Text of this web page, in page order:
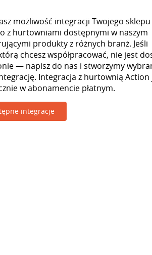
możliwość integracji Twojego sklepu
z hurtowniami dostępnymi w naszym
produkty z różnych branż. Jeśli
chcesz współpracować, nie jest
— napisz do nas i stworzymy
Integracja z hurtownią Action
w abonamencie płatnym.
integracje